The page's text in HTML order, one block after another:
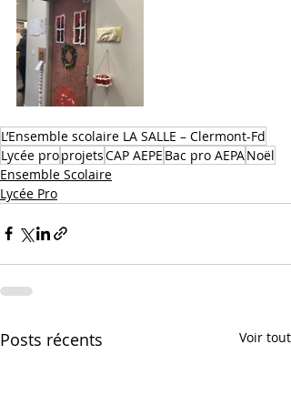
L’Ensemble scolaire LA SALLE – Clermont-Fd
Lycée proprojetsCAP AEPE Bac pro AEPANoël
Ensemble Scolaire
Lycée Pro
Posts récents Voir tout